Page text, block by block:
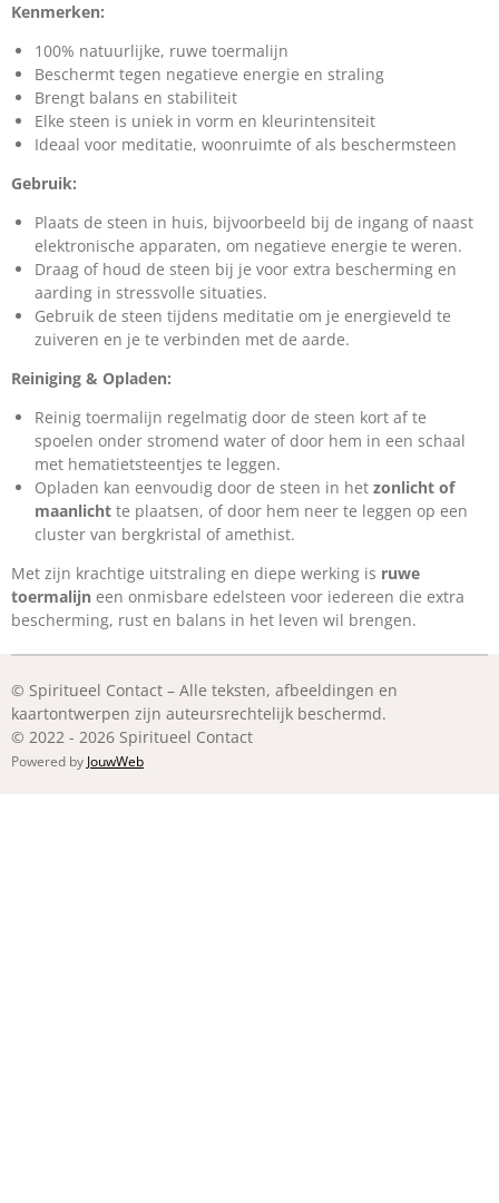
Kenmerken:
100% natuurlijke, ruwe toermalijn
Beschermt tegen negatieve energie en straling
Brengt balans en stabiliteit
Elke steen is uniek in vorm en kleurintensiteit
Ideaal voor meditatie, woonruimte of als beschermsteen
Gebruik:
Plaats de steen in huis, bijvoorbeeld bij de ingang of naast
elektronische apparaten, om negatieve energie te weren.
Draag of houd de steen bij je voor extra bescherming en
aarding in stressvolle situaties.
Gebruik de steen tijdens meditatie om je energieveld te
zuiveren en je te verbinden met de aarde.
Reiniging & Opladen:
Reinig toermalijn regelmatig door de steen kort af te
spoelen onder stromend water of door hem in een schaal
met hematietsteentjes te leggen.
Opladen kan eenvoudig door de steen in het zonlicht of
maanlicht te plaatsen, of door hem neer te leggen op een
cluster van bergkristal of amethist.
Met zijn krachtige uitstraling en diepe werking is ruwe
toermalijn een onmisbare edelsteen voor iedereen die extra
bescherming, rust en balans in het leven wil brengen.
© Spiritueel Contact – Alle teksten, afbeeldingen en
kaartontwerpen zijn auteursrechtelijk beschermd.
© 2022 - 2026 Spiritueel Contact
Powered by JouwWeb